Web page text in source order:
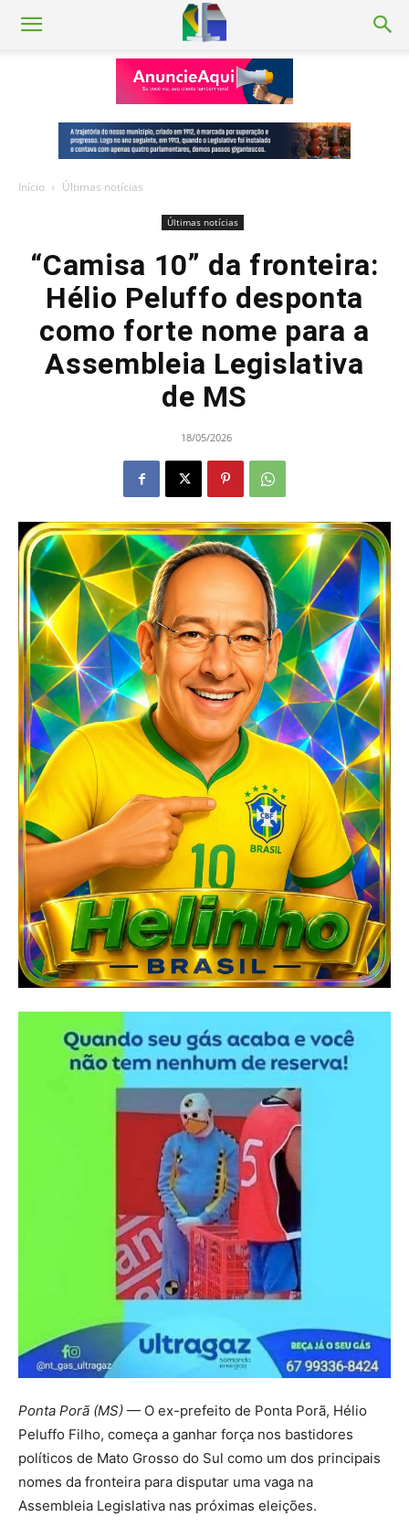
Início Últimas notícias
Últimas notícias
“Camisa 10” da fronteira:
Hélio Peluffo desponta
como forte nome para a
Assembleia Legislativa
de MS
18/05/2026
Ponta Porã (MS) — O ex-prefeito de Ponta Porã, Hélio
Peluffo Filho, começa a ganhar força nos bastidores
políticos de Mato Grosso do Sul como um dos principais
nomes da fronteira para disputar uma vaga na
Assembleia Legislativa nas próximas eleições.